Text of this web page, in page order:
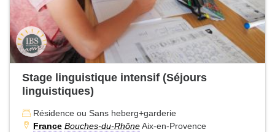
Stage linguistique intensif (Séjours
linguistiques)
Résidence ou Sans heberg+garderie
France Bouches-du-RhôneAix-en-Provence